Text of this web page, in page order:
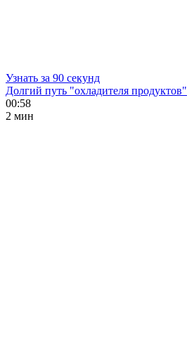
Узнать за 90 секунд
Долгий путь "охладителя продуктов"
00:58
2 мин